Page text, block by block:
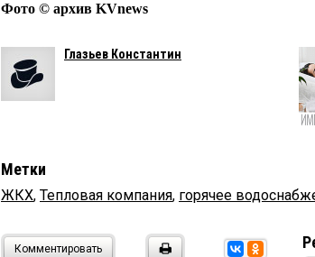
Фото © архив KVnews
Глазьев Константин
Метки
ЖКХ, Тепловая компания, горячее
Комментировать